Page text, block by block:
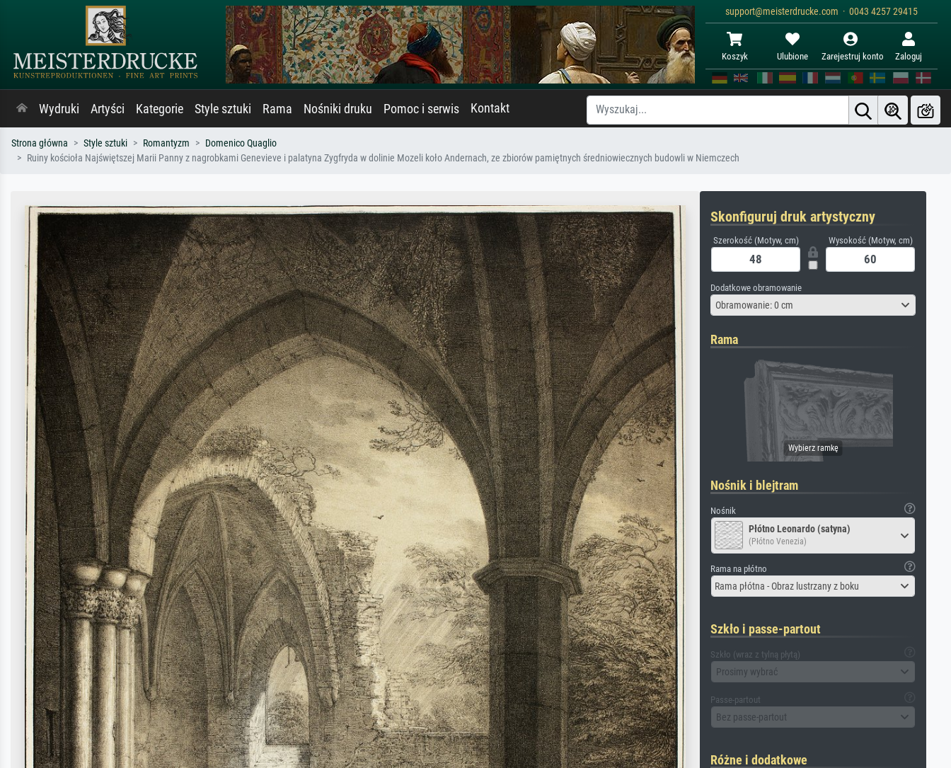
support@meisterdrucke.com · 0043 4257 29415
Koszyk Ulubione Zarejestruj konto Zaloguj
Wydruki Artyści Kategorie Style sztuki Rama Nośniki druku Pomoc i serwis Kontakt
Strona główna Style sztuki Romantyzm
Domenico Quaglio
Ruiny kościoła Najświętszej Marii Panny z nagrobkami Genevieve i palatyna Zygfryda w dolinie Mozeli koło Andernach, ze zbiorów pamiętnych średniowiecznych budowli w Niemczech
Skonfiguruj druk artystyczny
Szerokość (Motyw, cm) Wysokość (Motyw, cm)
Dodatkowe obramowanie
Obramowanie: 0 cm
Rama
Nośnik i blejtram
Nośnik
Płótno Leonardo (satyna)
(Płótno Venezia)
Rama na płótno
Rama płótna - Obraz lustrzany z boku
Szkło i passe-partout
Szkło (wraz z tylną płytą)
Prosimy wybrać
Passe-partout
Bez passe-partout
Różne i dodatkowe